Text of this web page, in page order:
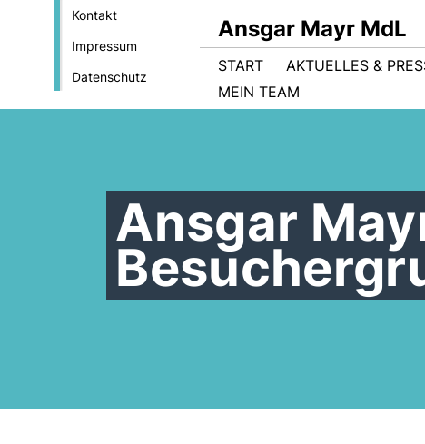
Kontakt
Impressum
Datenschutz
Ansgar Mayr MdL
START AKTUELLES &
MEIN TEAM
Ansgar